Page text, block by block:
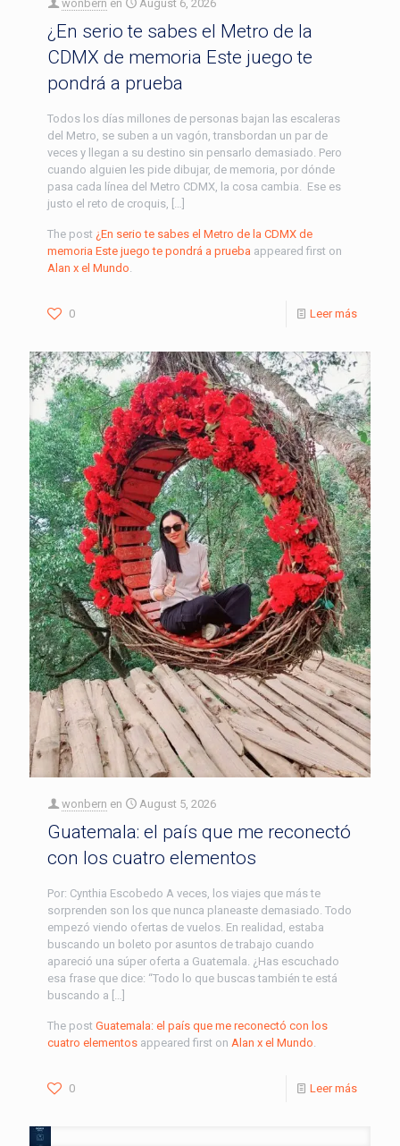
wonbern en August 6, 2026
¿En serio te sabes el Metro de la
CDMX de memoria Este juego te
pondrá a prueba
Todos los días millones de personas bajan las escaleras
del Metro, se suben a un vagón, transbordan un par de
veces y llegan a su destino sin pensarlo demasiado. Pero
cuando alguien les pide dibujar, de memoria, por dónde
pasa cada línea del Metro CDMX, la cosa cambia. Ese es
justo el reto de croquis, […]
The post ¿En serio te sabes el Metro de la CDMX de
memoria Este juego te pondrá a prueba appeared first on
Alan x el Mundo
0 Leer más
wonbern en August 5, 2026
Guatemala: el país que me reconectó
con los cuatro elementos
Por: Cynthia Escobedo A veces, los viajes que más te
sorprenden son los que nunca planeaste demasiado. Todo
empezó viendo ofertas de vuelos. En realidad, estaba
buscando un boleto por asuntos de trabajo cuando
apareció una súper oferta a Guatemala. ¿Has escuchado
esa frase que dice: “Todo lo que buscas también te está
buscando a […]
The post Guatemala: el país que me reconectó con los
cuatro elementos appeared first on Alan x el Mundo.
0 Leer más